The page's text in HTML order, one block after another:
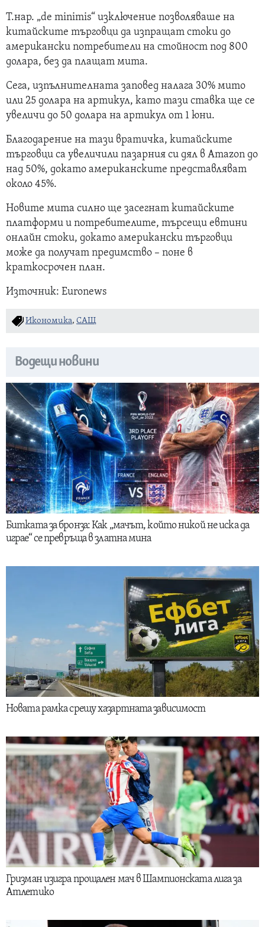
Т.нар. „de minimis“ изключение позволяваше на
китайските търговци да изпращат стоки до
американски потребители на стойност под 800
долара, без да плащат мита.
Сега, изпълнителната заповед налага 30% мито
или 25 долара на артикул, като тази ставка ще се
увеличи до 50 долара на артикул от 1 юни.
Благодарение на тази вратичка, китайските
търговци са увеличили пазарния си дял в Amazon до
над 50%, докато американските представляват
около 45%.
Новите мита силно ще засегнат китайските
платформи и потребителите, търсещи евтини
онлайн стоки, докато американски търговци
може да получат предимство – поне в
краткосрочен план.
Източник: Euronews
Икономика, САЩ
Водещи новини
Битката за бронза: Как „мачът, който никой не иска да
играе“ се превръща в златна мина
Новата рамка срещу хазартната зависимост
Гризман изигра прощален мач в Шампионската лига за
Атлетико